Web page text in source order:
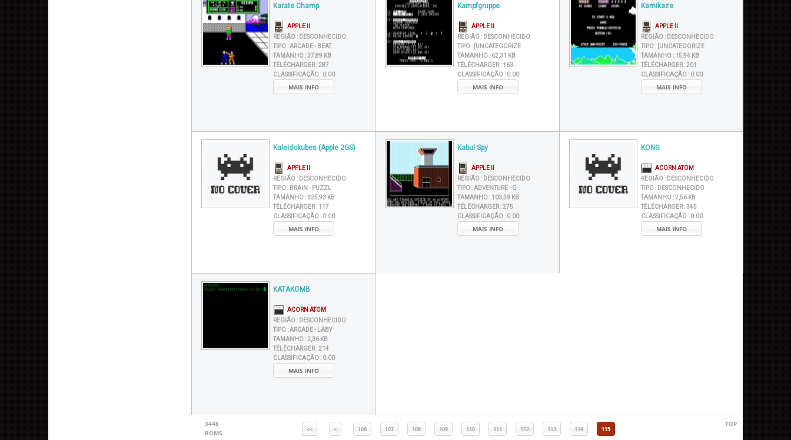
Karate Champ
APPLE II
REGIÃO : DESCONHECIDO
TIPO :ARCADE - BEAT
TAMANHO :37,89 KB
TÉLÉCHARGER :287
CLASSIFICAÇÃO : 0.00
MAIS INFO
Kampfgruppe
APPLE II
REGIÃO : DESCONHECIDO
TIPO : [UNCATEGORIZE
TAMANHO : 62,31 KB
TÉLÉCHARGER : 163
CLASSIFICAÇÃO : 0.00
MAIS INFO
Kamikaze
APPLE II
REGIÃO : DESCONHECIDO
TIPO : [UNCATEGORIZE
TAMANHO : 15,94 KB
TÉLÉCHARGER :201
CLASSIFICAÇÃO : 0.00
MAIS INFO
Kaleidokubes (Apple 2GS)
APPLE II
REGIÃO : DESCONHECIDO
TIPO : BRAIN - PUZZL
TAMANHO :325,93 KB
TÉLÉCHARGER : 117
CLASSIFICAÇÃO : 0.00
MAIS INFO
Kabul Spy
APPLE II
REGIÃO : DESCONHECIDO
TIPO :ADVENTURE - G
TAMANHO : 103,59 KB
TÉLÉCHARGER :275
CLASSIFICAÇÃO : 0.00
MAIS INFO
KONG
ACORN ATOM
REGIÃO : DESCONHECIDO
TIPO : DESCONHECIDO
TAMANHO :2,56 KB
TÉLÉCHARGER :345
CLASSIFICAÇÃO : 0.00
MAIS INFO
KATAKOMB
ACORN ATOM
REGIÃO : DESCONHECIDO
TIPO :ARCADE - LABY
TAMANHO :2,36 KB
TÉLÉCHARGER :214
CLASSIFICAÇÃO : 0.00
MAIS INFO
3448
ROMS
<< < 106 107 108 109 110 111 112 113 114 115
TOP